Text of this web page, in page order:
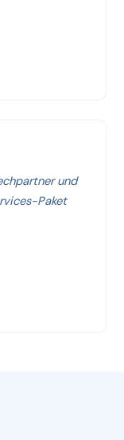
und
Paket